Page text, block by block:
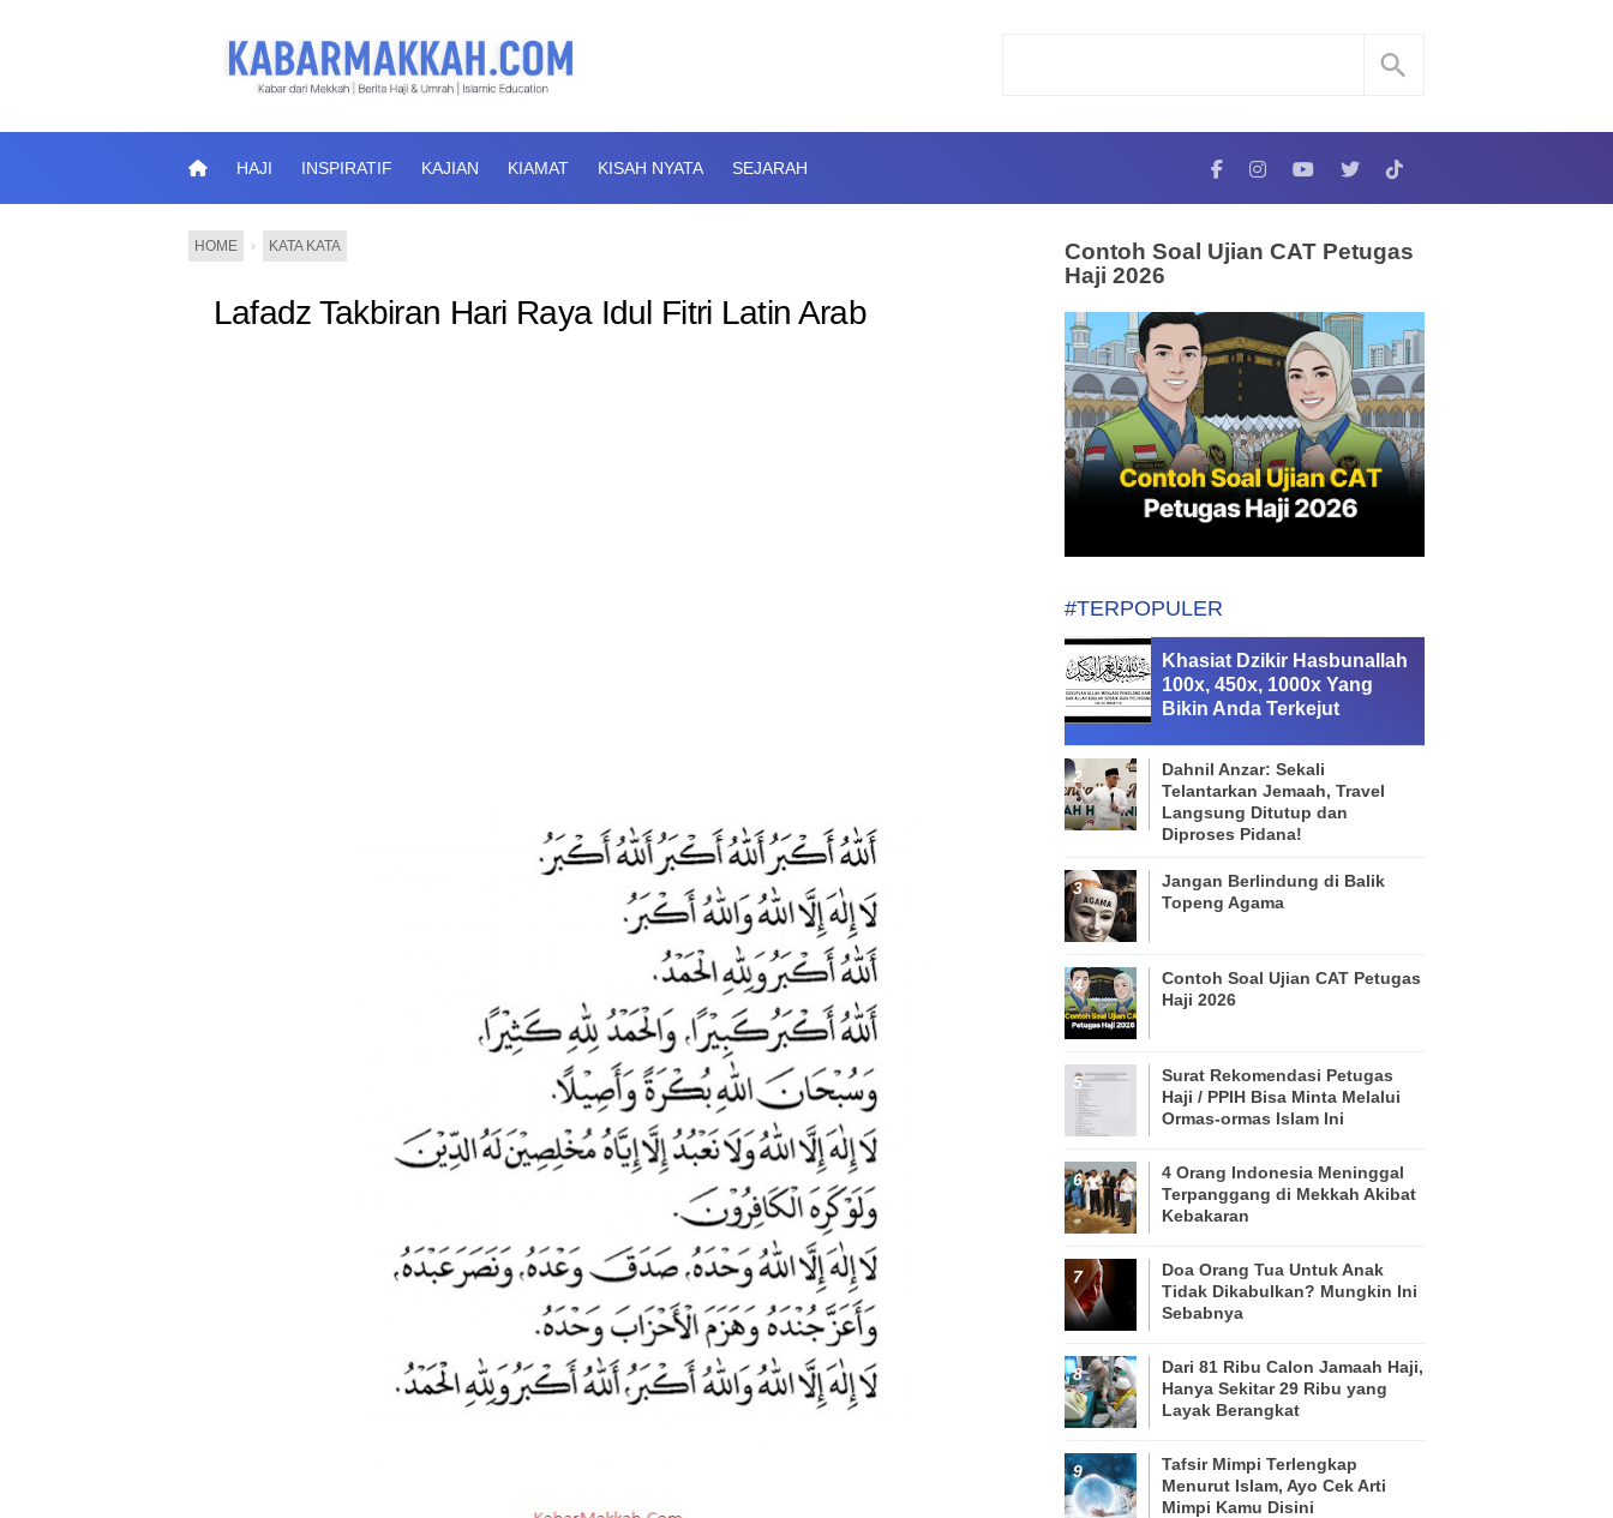
HAJI INSPIRATIF KAJIAN KIAMAT KISAH NYATA SEJARAH
HOME › KATA KATA
Lafadz Takbiran Hari Raya Idul Fitri Latin Arab
Contoh Soal Ujian CAT Petugas
Haji 2026
#TERPOPULER
Khasiat Dzikir Hasbunallah
100x, 450x, 1000x Yang
Bikin Anda Terkejut
Dahnil Anzar: Sekali
Telantarkan Jemaah, Travel
Langsung Ditutup dan
Diproses Pidana!
Jangan Berlindung di Balik
Topeng Agama
Contoh Soal Ujian CAT Petugas
Haji 2026
Surat Rekomendasi Petugas
Haji / PPIH Bisa Minta Melalui
Ormas-ormas Islam Ini
4 Orang Indonesia Meninggal
Terpanggang di Mekkah Akibat
Kebakaran
Doa Orang Tua Untuk Anak
Tidak Dikabulkan? Mungkin Ini
Sebabnya
Dari 81 Ribu Calon Jamaah Haji,
Hanya Sekitar 29 Ribu yang
Layak Berangkat
Tafsir Mimpi Terlengkap
Menurut Islam, Ayo Cek Arti
Mimpi Kamu Disini